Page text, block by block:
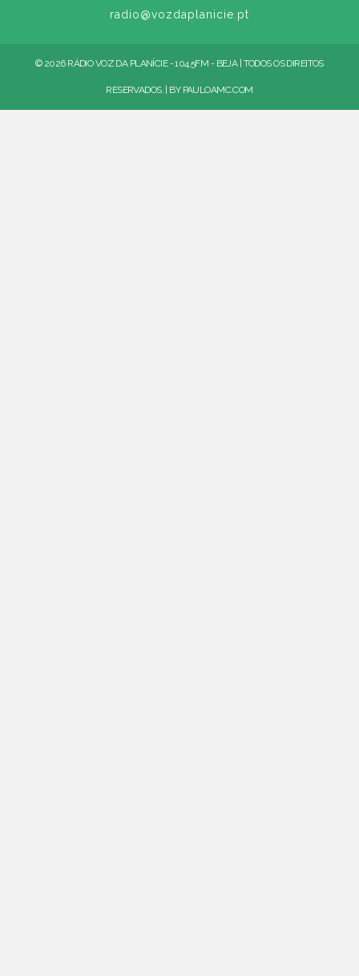
radio@vozdaplanicie.pt
© 2026 RÁDIO VOZ DA PLANÍCIE - 104.5FM - BEJA | TODOS OS DIREITOS
RESERVADOS. | BY PAULOAMC.COM